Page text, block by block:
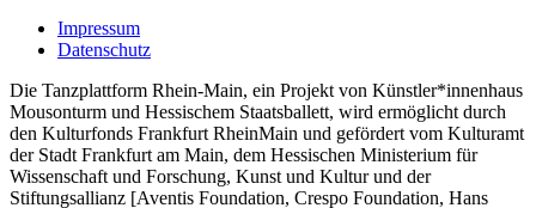
Impressum
Datenschutz
Die Tanzplattform Rhein-Main, ein Projekt von Künstler*innenhaus
Mousonturm und Hessischem Staatsballett, wird ermöglicht durch
den Kulturfonds Frankfurt RheinMain und gefördert vom Kulturamt
der Stadt Frankfurt am Main, dem Hessischen Ministerium für
Wissenschaft und Forschung, Kunst und Kultur und der
Stiftungsallianz [Aventis Foundation, Crespo Foundation, Hans